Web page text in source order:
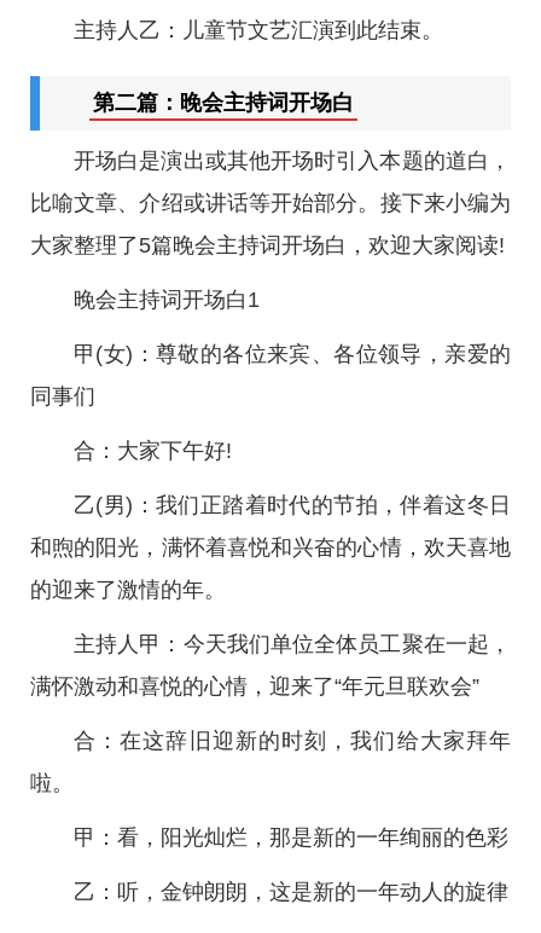
主持人乙：儿童节文艺汇演到此结束。
第二篇：晚会主持词开场白
开场白是演出或其他开场时引入本题的道白，
比喻文章、介绍或讲话等开始部分。接下来小编为
大家整理了5篇晚会主持词开场白，欢迎大家阅读!
晚会主持词开场白1
甲(女)：尊敬的各位来宾、各位领导，亲爱的
同事们
合：大家下午好!
乙(男)：我们正踏着时代的节拍，伴着这冬日
和煦的阳光，满怀着喜悦和兴奋的心情，欢天喜地
的迎来了激情的年。
主持人甲：今天我们单位全体员工聚在一起，
满怀激动和喜悦的心情，迎来了“年元旦联欢会”
合：在这辞旧迎新的时刻，我们给大家拜年
啦。
甲：看，阳光灿烂，那是新的一年绚丽的色彩
乙：听，金钟朗朗，这是新的一年动人的旋律